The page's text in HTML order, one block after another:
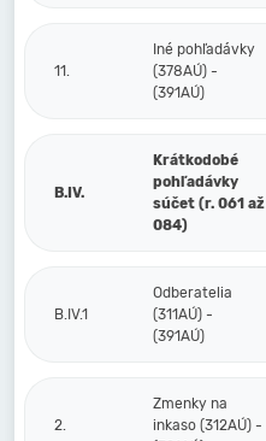
11.
Iné pohľadávky
(378AÚ) -
(391AÚ)
B.IV.
Krátkodobé
pohľadávky
súčet (r. 061 až
084)
B.IV.1
Odberatelia
(311AÚ) -
(391AÚ)
2.
Zmenky na
inkaso (312AÚ) -